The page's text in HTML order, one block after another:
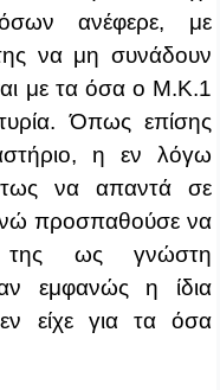
ανέφερε, με
να μη συνάδουν
με τα όσα ο Μ.Κ.1
Όπως επίσης
η εν λόγω
να απαντά σε
προσπαθούσε να
της ως γνώστη
εμφανώς η ίδια
είχε για τα όσα